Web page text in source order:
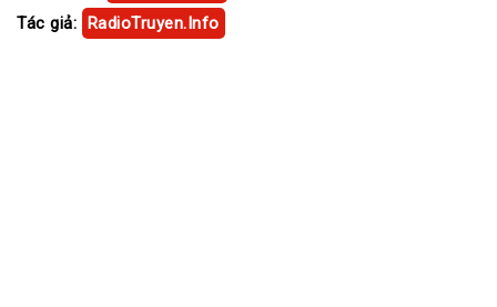
Tác giả: RadioTruyen.Info